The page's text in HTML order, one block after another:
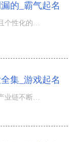
的_霸气起名
打游戏都是会挑选个霸气侧漏且个性化的游戏名，而说到霸气的游戏，我不得不承认前不久发布的妖兽[8da手机游
集_游戏起名
现阶段游戏市场中，游戏动漫产业链不断展现爆发式增长。据调查年上半年度一部分上市企业游戏动漫年产值已达